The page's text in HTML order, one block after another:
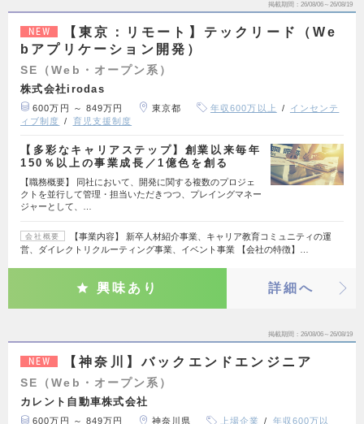
掲載期間 26/08/06～26/08/19
NEW
【東京：リモート】テックリード（We
bアプリケーション開発）
SE（Web・オープン系）
株式会社irodas
600万円 ～ 849万円 東京都 年収600万以上
インセンテ
ィブ制度
育児支援制度
【多彩なキャリアステップ】創業以来毎年
150％以上の事業成長／1億色を創る
【職務概要】 同社において、開発に関する複数のプロジェ
クトを並行して管理・担当いただきつつ、プレイングマネー
ジャーとして、…
会社概要
【事業内容】 新卒人材紹介事業、キャリア教育コミュニティの運
営、ダイレクトリクルーティング事業、イベント事業 【会社の特徴】…
興味あり 詳細へ
掲載期間 26/08/06～26/08/19
NEW 【神奈川】バックエンドエンジニア
SE（Web・オープン系）
カレント自動車株式会社
600万円 ～ 849万円 神奈川県 上場企業
年収600万以